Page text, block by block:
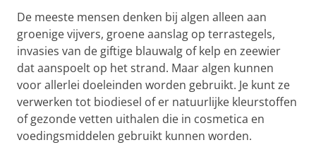
De meeste mensen denken bij algen alleen aan
groenige vijvers, groene aanslag op terrastegels,
invasies van de giftige blauwalg of kelp en zeewier
dat aanspoelt op het strand. Maar algen kunnen
voor allerlei doeleinden worden gebruikt. Je kunt ze
verwerken tot biodiesel of er natuurlijke kleurstoffen
of gezonde vetten uithalen die in cosmetica en
voedingsmiddelen gebruikt kunnen worden.